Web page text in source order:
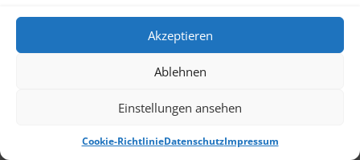
Akzeptieren
Ablehnen
Einstellungen ansehen
Cookie-RichtlinieDatenschutzImpressum